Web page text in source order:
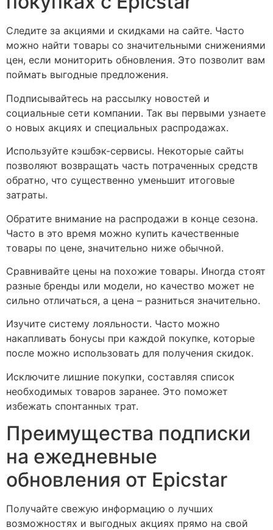
Следите за акциями и скидками на сайте. Часто
можно найти товары со значительными снижениями
цен, если мониторить обновления. Это позволит вам
поймать выгодные предложения.
Подписывайтесь на рассылку новостей и
социальные сети компании. Так вы первыми узнаете
о новых акциях и специальных распродажах.
Используйте кэшбэк-сервисы. Некоторые сайты
позволяют возвращать часть потраченных средств
обратно, что существенно уменьшит итоговые
затраты.
Обратите внимание на распродажи в конце сезона.
Часто в это время можно купить качественные
товары по цене, значительно ниже обычной.
Сравнивайте цены на похожие товары. Иногда стоят
разные бренды или модели, но качество может не
сильно отличаться, а цена – разниться значительно.
Изучите систему лояльности. Часто можно
накапливать бонусы при каждой покупке, которые
после можно использовать для получения скидок.
Исключите лишние покупки, составляя список
необходимых товаров заранее. Это поможет
избежать спонтанных трат.
Преимущества подписки
на ежедневные
обновления от Epicstar
Получайте свежую информацию о лучших
возможностях и выгодных акциях прямо на свой